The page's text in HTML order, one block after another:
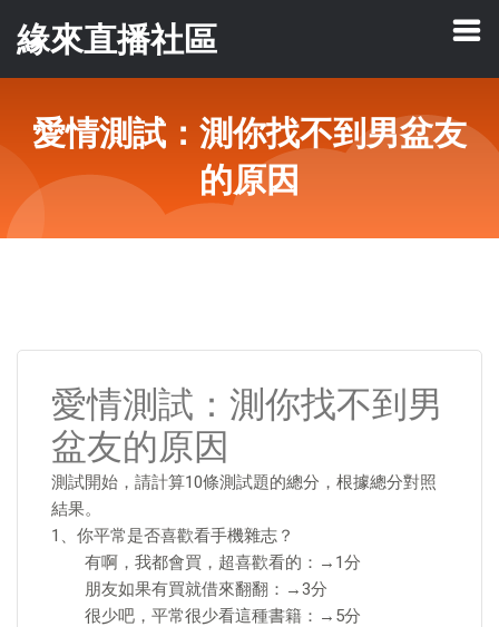
緣來直播社區
愛情測試：測你找不到男盆友
的原因
愛情測試：測你找不到男
盆友的原因
測試開始，請計算10條測試題的總分，根據總分對照
結果。
1、你平常是否喜歡看手機雜志？
有啊，我都會買，超喜歡看的：→1分
朋友如果有買就借來翻翻：→3分
很少吧，平常很少看這種書籍：→5分